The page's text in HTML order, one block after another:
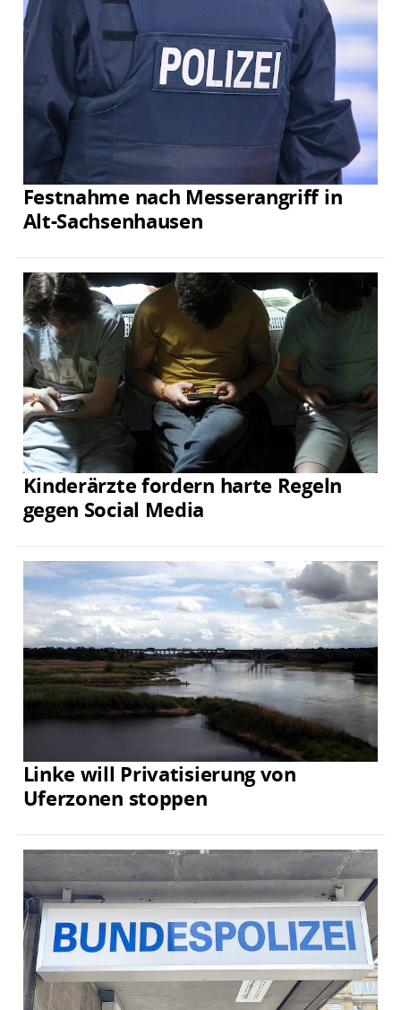
Festnahme nach Messerangriff in
Alt-Sachsenhausen
Kinderärzte fordern harte Regeln
gegen Social Media
Linke will Privatisierung von
Uferzonen stoppen